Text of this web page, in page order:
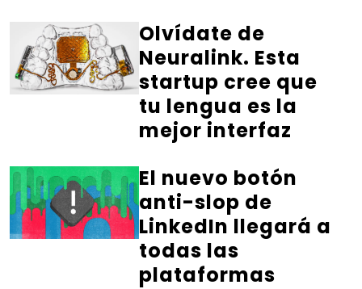
Olvídate de
Neuralink. Esta
startup cree que
tu lengua es la
mejor interfaz
El nuevo botón
anti-slop de
LinkedIn llegará a
todas las
plataformas